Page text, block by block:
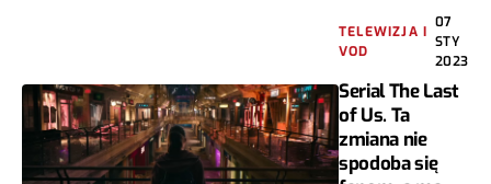
TELEWIZJA I
VOD
07
STY
2023
Serial The Last
of Us. Ta
zmiana nie
spodoba się